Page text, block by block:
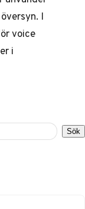
I
voice
i
Sök